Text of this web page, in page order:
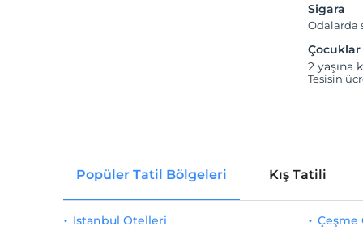
Sigara
Odalarda
Çocuklar
2 yaşına
Tesisin
Popüler Tatil Bölgeleri Kış Tatili
İstanbul Otelleri Çeşme